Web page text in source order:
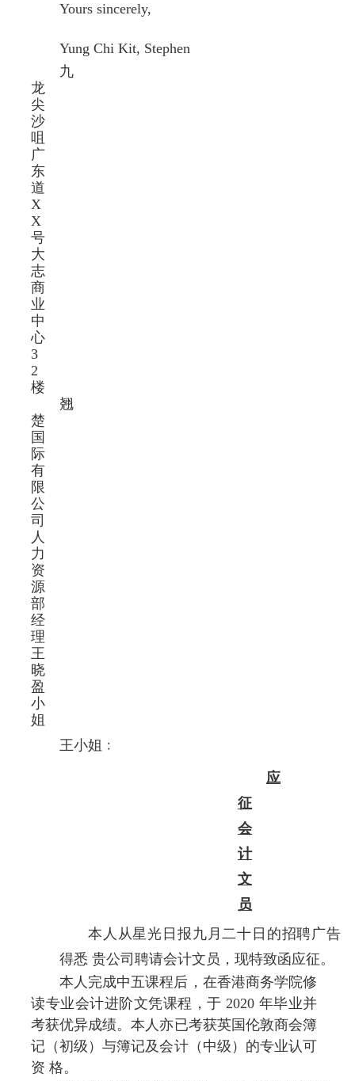
Yours sincerely,
Yung Chi Kit, Stephen
九
龙
尖
沙
咀
广
东
道
X
X
号
大
志
商
业
中
心
3
2
楼
翘
楚
国
际
有
限
公
司
人
力
资
源
部
经
理
王
晓
盈
小
姐
王小姐﹕
应
征
会
计
文
员
本人从星光日报九月二十日的招聘广告
得悉 贵公司聘请会计文员，现特致函应征。
本人完成中五课程后，在香港商务学院修
读专业会计进阶文凭课程，于 2020 年毕业并
考获优异成绩。本人亦已考获英国伦敦商会簿
记（初级）与簿记及会计（中级）的专业认可
资 格。